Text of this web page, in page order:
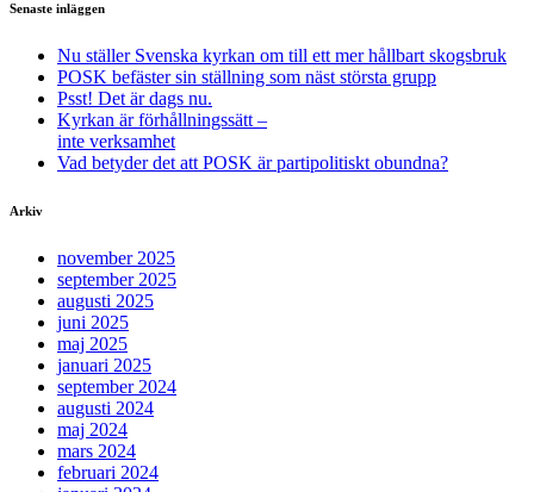
Senaste inläggen
Nu ställer Svenska kyrkan om till ett mer hållbart skogsbruk
POSK befäster sin ställning som näst största grupp
Psst! Det är dags nu.
Kyrkan är förhållningssätt –
inte verksamhet
Vad betyder det att POSK är partipolitiskt obundna?
Arkiv
november 2025
september 2025
augusti 2025
juni 2025
maj 2025
januari 2025
september 2024
augusti 2024
maj 2024
mars 2024
februari 2024